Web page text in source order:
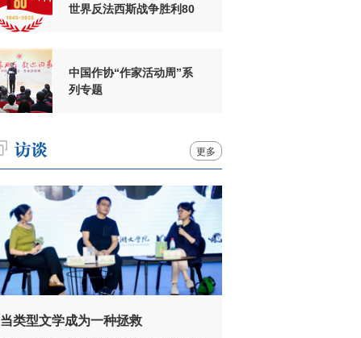
世界反法西斯战争胜利80
中国作协“作家活动周”系
列专题
更多
当类型文学成为一种拯救